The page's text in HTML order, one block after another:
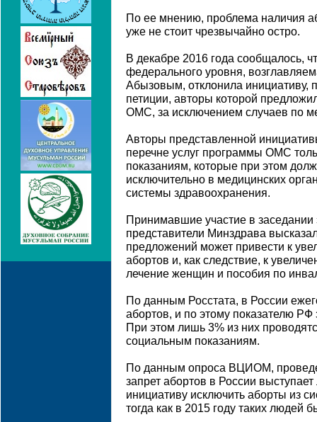
По ее мнению, проблема наличия
уже не стоит чрезвычайно остро.
В декабре 2016 года сообщалось,
федерального уровня,
Абызовым, отклонила инициативу,
петиции, авторы которой
ОМС, за исключением случаев по
Авторы представленной
перечне услуг программы ОМС
показаниям, которые при этом
исключительно в медицинских
системы здравоохранения.
Принимавшие участие в заседании
представители Минздрава
предложений может привести к
абортов и, как следствие, к
лечение женщин и пособия по
По данным Росстата, в России
абортов, и по этому показателю
При этом лишь 3% из них
социальным показаниям.
По данным опроса ВЦИОМ,
запрет абортов в России
инициативу исключить аборты из
тогда как в 2015 году таких людей